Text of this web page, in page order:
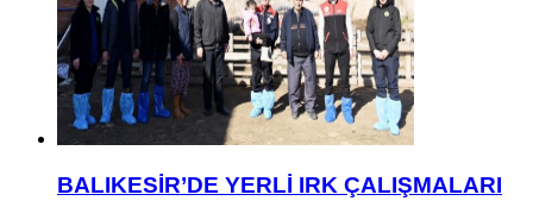
BALIKESİR’DE YERLİ IRK ÇALIŞMALARI